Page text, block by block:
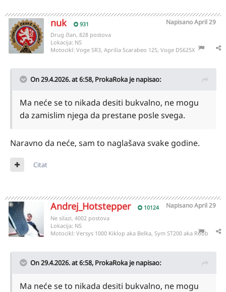
nuk 931 NapisanoApril 29
Drug član, 828 postova
Lokacija: NS
Motocikl: Voge SR3, Aprilia Scarabeo 125, Voge DS625X
On 29.4.2026. at 6:58, ProkaRoka je napisao:
Ma neće se to nikada desiti bukvalno, ne mogu
da zamislim njega da prestane posle svega.
Naravno da neće, sam to naglašava svake godine.
Citat
Andrej_Hotstepper 10124 NapisanoApril 29
Ne silazi, 4002 postova
Lokacija: NS
Motocikl: Versys 1000 Kiklop aka Belka, Sym ST200 aka Robb
On 29.4.2026. at 6:58, ProkaRoka je napisao:
Ma neće se to nikada desiti bukvalno, ne mogu